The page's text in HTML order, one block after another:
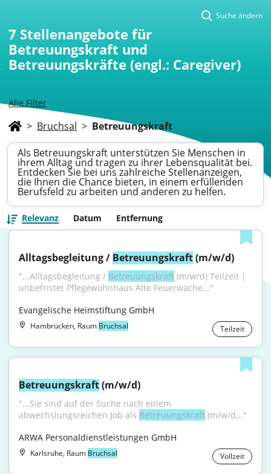
Alle Filter
Suche ändern
7 Stellenangebote für
Betreuungskraft und
Betreuungskräfte (engl.: Caregiver)
> Bruchsal > Betreuungskraft
Als Betreuungskraft unterstützen Sie Menschen in
ihrem Alltag und tragen zu ihrer Lebensqualität bei.
Entdecken Sie bei uns zahlreiche Stellenanzeigen,
die Ihnen die Chance bieten, in einem erfüllenden
Berufsfeld zu arbeiten und anderen zu helfen.
Relevanz Datum Entfernung
Alltagsbegleitung / Betreuungskraft (m/w/d)
"...Alltagsbegleitung / Betreuungskraft (m/w/d) Teilzeit |
unbefristet Pflegewohnhaus Alte Feuerwache..."
Evangelische Heimstiftung GmbH
Hambrücken, Raum Bruchsal Teilzeit
Betreuungskraft (m/w/d)
"...Sie sind auf der Suche nach einem
abwechslungsreichen Job als Betreuungskraft (m/w/d..."
ARWA Personaldienstleistungen GmbH
Karlsruhe, Raum Bruchsal Vollzeit